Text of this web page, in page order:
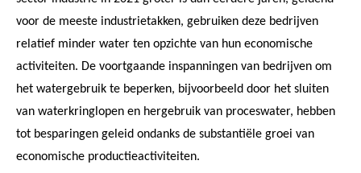
voor de meeste industrietakken, gebruiken deze bedrijven
relatief minder water ten opzichte van hun economische
activiteiten. De voortgaande inspanningen van bedrijven om
het watergebruik te beperken, bijvoorbeeld door het sluiten
van waterkringlopen en hergebruik van proceswater, hebben
tot besparingen geleid ondanks de substantiële groei van
economische productieactiviteiten.